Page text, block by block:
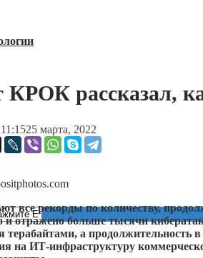
КРОК рассказал,
25 марта, 2022
все рекорды по количеству,
и отражено больше тысячи
терабайтами, а продолжительность
на ИТ-инфраструктуру